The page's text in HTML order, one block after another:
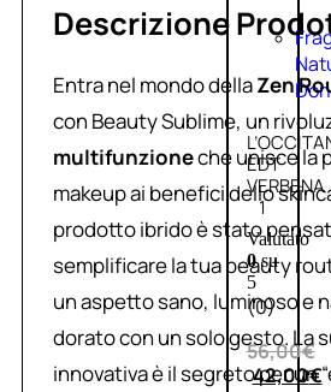
EDT
VERBENA
1
Valutato
0su
5
(0)
56,00€
42,00€
Descrizione
Entra nel mondo dellaZen
con Beauty Sublime, un
multifunzioneche unisce la
makeup ai benefici dello
prodotto ibrido è stato
semplificare la tua beauty
un aspetto sano, luminoso e
dorato con un solo gesto. La
innovativa è il segreto per un